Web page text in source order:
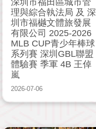
理與綜合執法局 及 深
圳市福樾文體旅發展
有限公司 2025-2026
MLB CUP青少年棒球
系列賽 深圳GBL聯盟
體驗賽 季軍 4B 王倬
嵐
2026-07-06